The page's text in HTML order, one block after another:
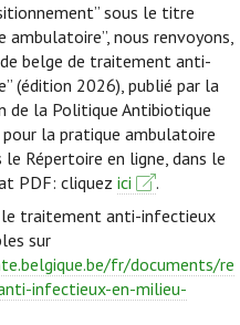
sous le titre
ambulatoire”, nous renvoyons,
belge de traitement anti-
(édition 2026), publié par la
de la Politique Antibiotique
pour la pratique ambulatoire
Répertoire en ligne, dans le
PDF: cliquez ici
.
le traitement anti-infectieux
sur
fr/documents/re
infectieux-en-milieu-